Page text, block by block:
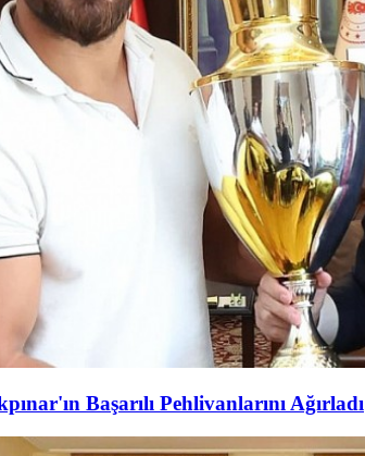
Başarılı Pehlivanlarını Ağırladı